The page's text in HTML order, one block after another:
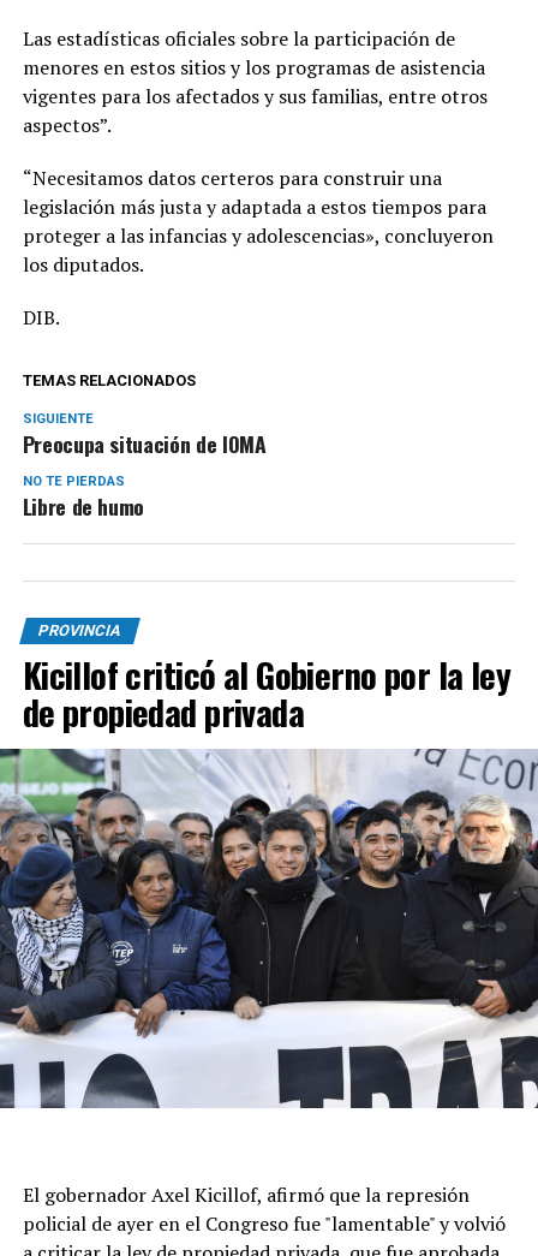
Las estadísticas oficiales sobre la participación de
menores en estos sitios y los programas de asistencia
vigentes para los afectados y sus familias, entre otros
aspectos”.
“Necesitamos datos certeros para construir una
legislación más justa y adaptada a estos tiempos para
proteger a las infancias y adolescencias», concluyeron
los diputados.
DIB.
TEMAS RELACIONADOS
SIGUIENTE
Preocupa situación de IOMA
NO TE PIERDAS
Libre de humo
PROVINCIA
Kicillof criticó al Gobierno por la ley
de propiedad privada
El gobernador Axel Kicillof, afirmó que la represión
policial de ayer en el Congreso fue "lamentable" y volvió